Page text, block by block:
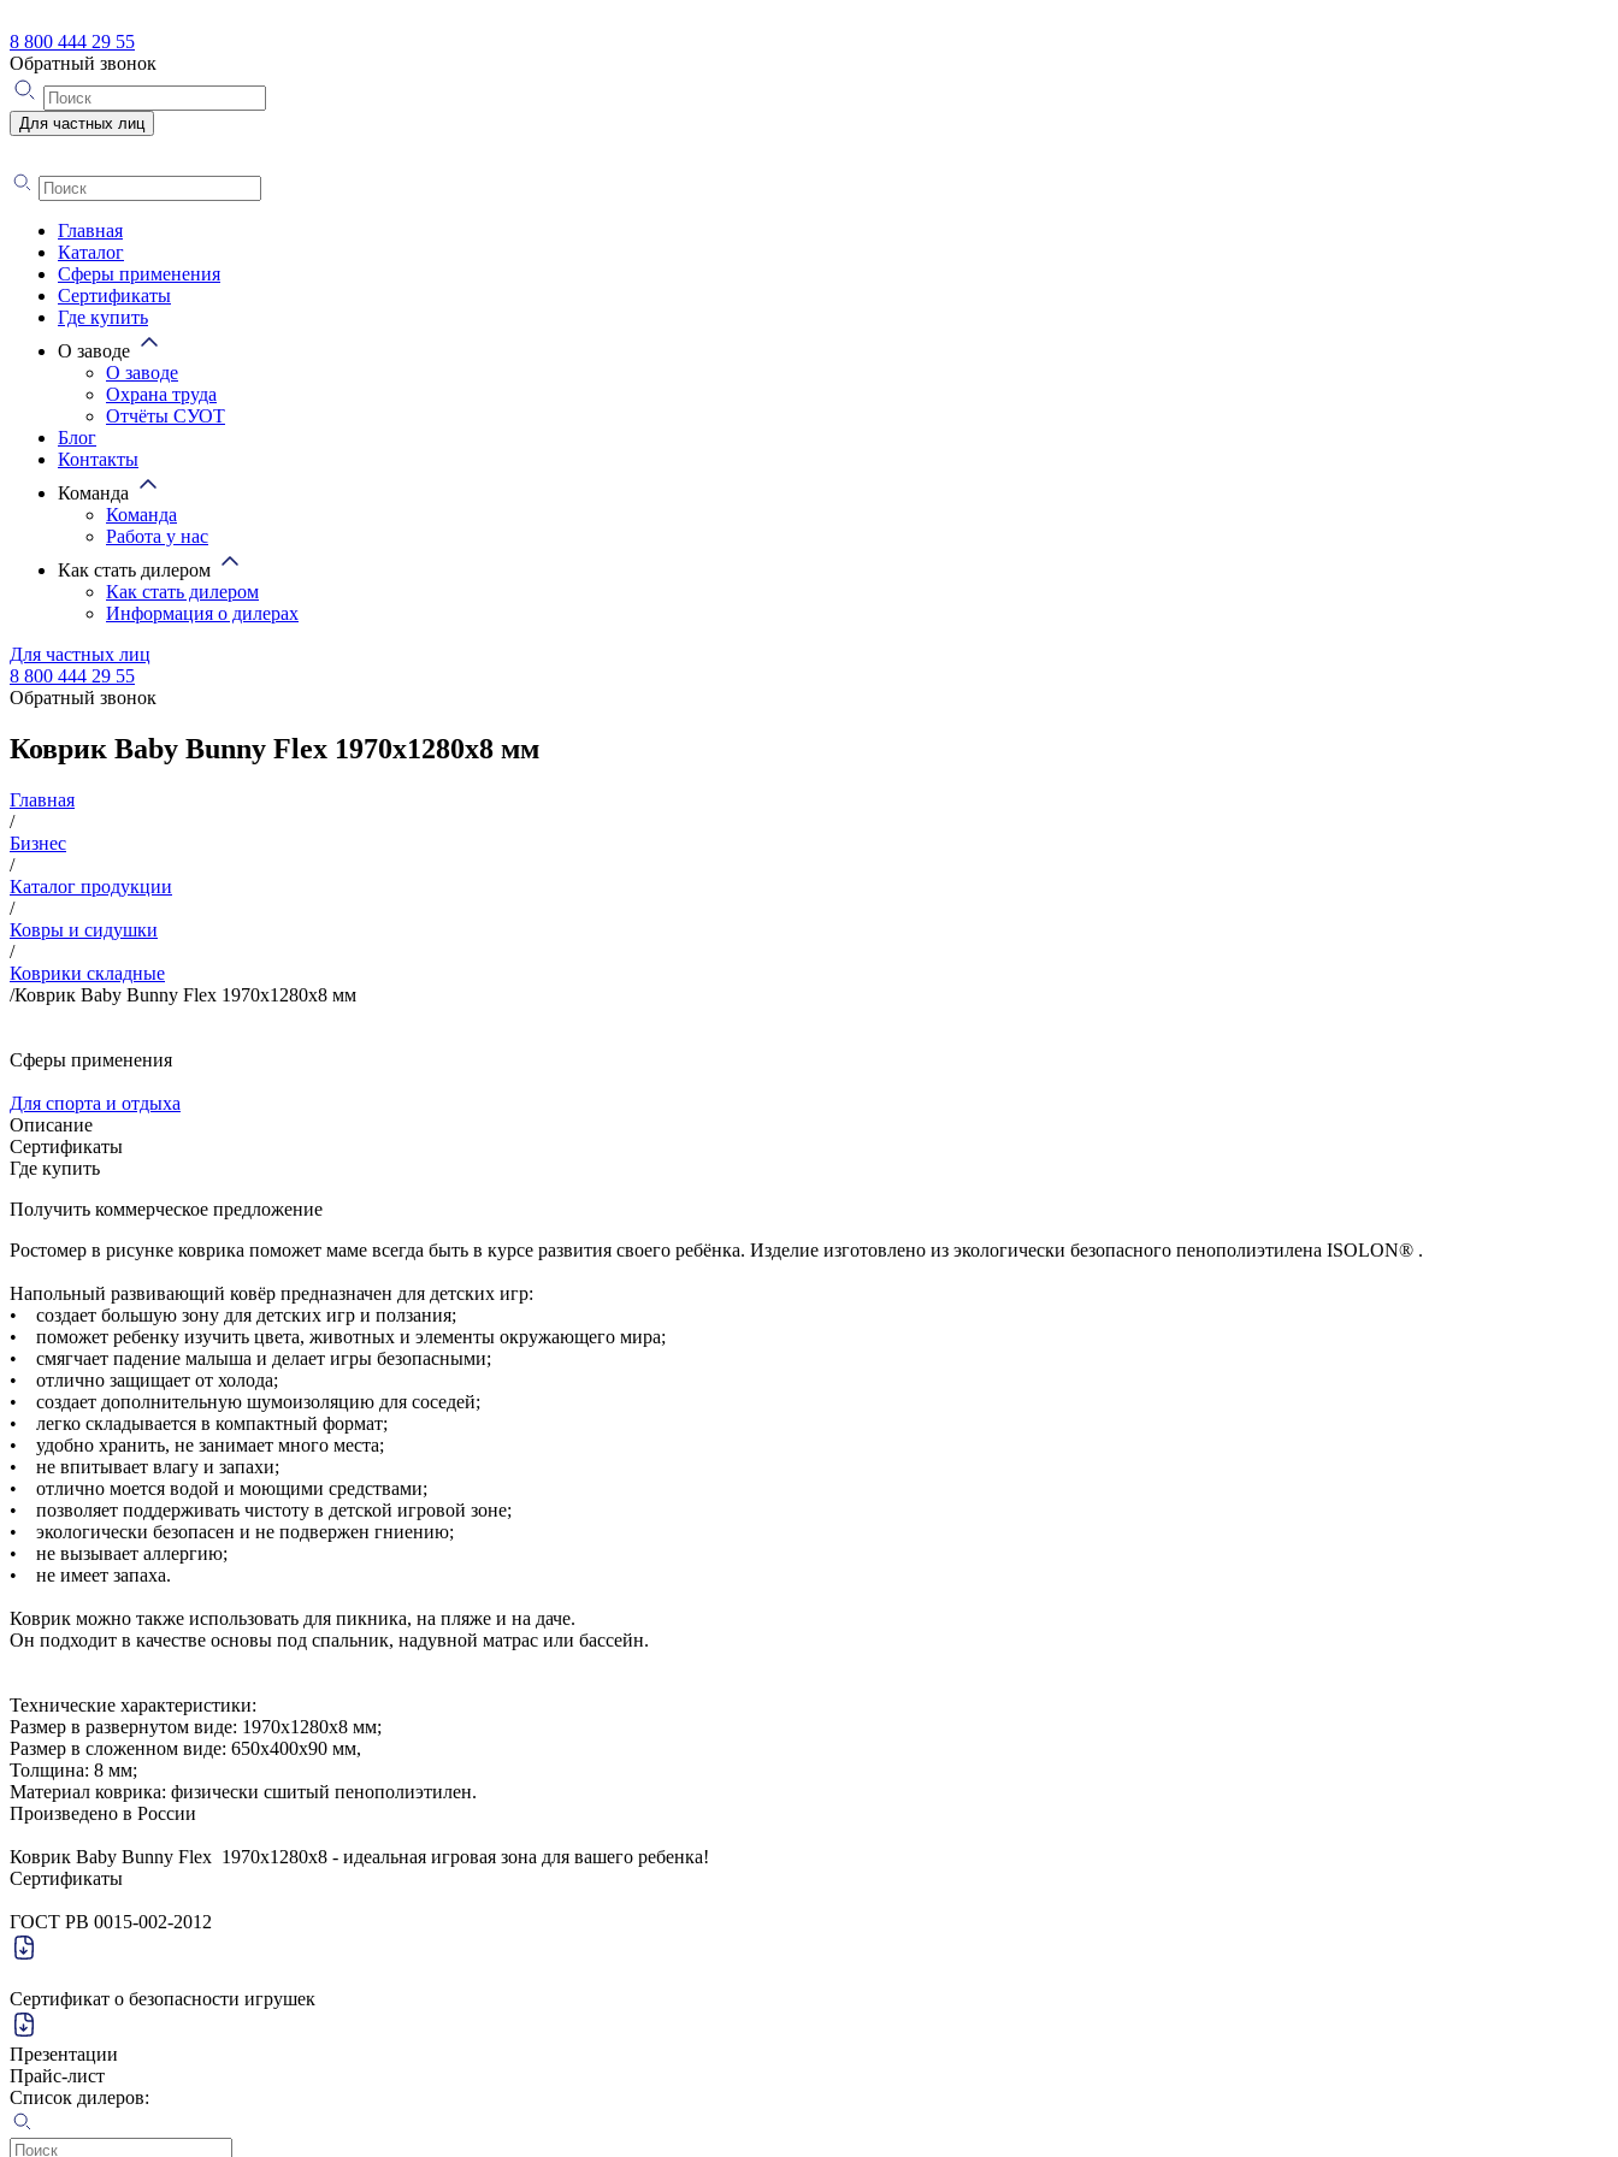
8 800 444 29 55
Обратный звонок
Для частных лиц
Главная
Каталог
Сферы применения
Сертификаты
Где купить
О заводе
О заводе
Охрана труда
Отчёты СУОТ
Блог
Контакты
Команда
Команда
Работа у нас
Как стать дилером
Как стать дилером
Информация о дилерах
Для частных лиц
8 800 444 29 55
Обратный звонок
Коврик Baby Bunny Flex 1970x1280x8 мм
Главная
/
Бизнес
/
Каталог продукции
/
Ковры и сидушки
/
Коврики складные
/Коврик Baby Bunny Flex 1970x1280x8 мм
Сферы применения
Для спорта и отдыха
Описание
Сертификаты
Где купить
Получить коммерческое предложение
Ростомер в рисунке коврика поможет маме всегда быть в курсе развития своего ребёнка. Изделие изготовлено из экологически безопасного пенополиэтилена ISOLON® .
Напольный развивающий ковёр предназначен для детских игр:
• создает большую зону для детских игр и ползания;
• поможет ребенку изучить цвета, животных и элементы окружающего мира;
• смягчает падение малыша и делает игры безопасными;
• отлично защищает от холода;
• создает дополнительную шумоизоляцию для соседей;
• легко складывается в компактный формат;
• удобно хранить, не занимает много места;
• не впитывает влагу и запахи;
• отлично моется водой и моющими средствами;
• позволяет поддерживать чистоту в детской игровой зоне;
• экологически безопасен и не подвержен гниению;
• не вызывает аллергию;
• не имеет запаха.
Коврик можно также использовать для пикника, на пляже и на даче.
Он подходит в качестве основы под спальник, надувной матрас или бассейн.
Технические характеристики:
Размер в развернутом виде: 1970x1280x8 мм;
Размер в сложенном виде: 650х400х90 мм,
Толщина: 8 мм;
Материал коврика: физически сшитый пенополиэтилен.
Произведено в России
Коврик Baby Bunny Flex 1970x1280x8 - идеальная игровая зона для вашего ребенка!
Сертификаты
ГОСТ РВ 0015-002-2012
Сертификат о безопасности игрушек
Презентации
Прайс-лист
Список дилеров: